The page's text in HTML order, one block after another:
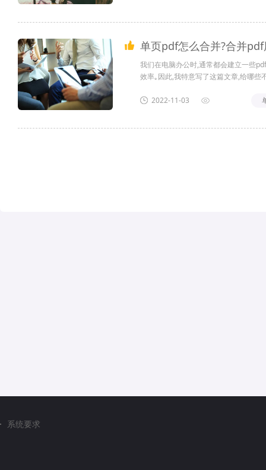
单页pdf怎么合并?合并pdf
我们在电脑办公时,通常都会建立一些
效率｡因此,我特意写了这篇文章,给哪
2022-11-03
系统要求